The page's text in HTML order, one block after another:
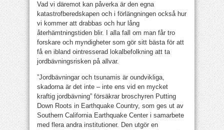
Vad vi däremot kan påverka är den egna
katastrofberedskapen och i förlängningen också hur
vi kommer att drabbas och hur lång
återhämtningstiden blir. I alla fall om man får tro
forskare och myndigheter som gör sitt bästa för att
få en ibland ointresserad lokalbefolkning att ta
jordbävningsrisken på allvar.
”Jordbävningar och tsunamis är oundvikliga,
skadorna är det inte – inte ens vid en mycket
kraftig jordbävning” försäkrar broschyren Putting
Down Roots in Earthquake Country, som ges ut av
Southern California Earthquake Center i samarbete
med flera andra institutioner. Den utgör en